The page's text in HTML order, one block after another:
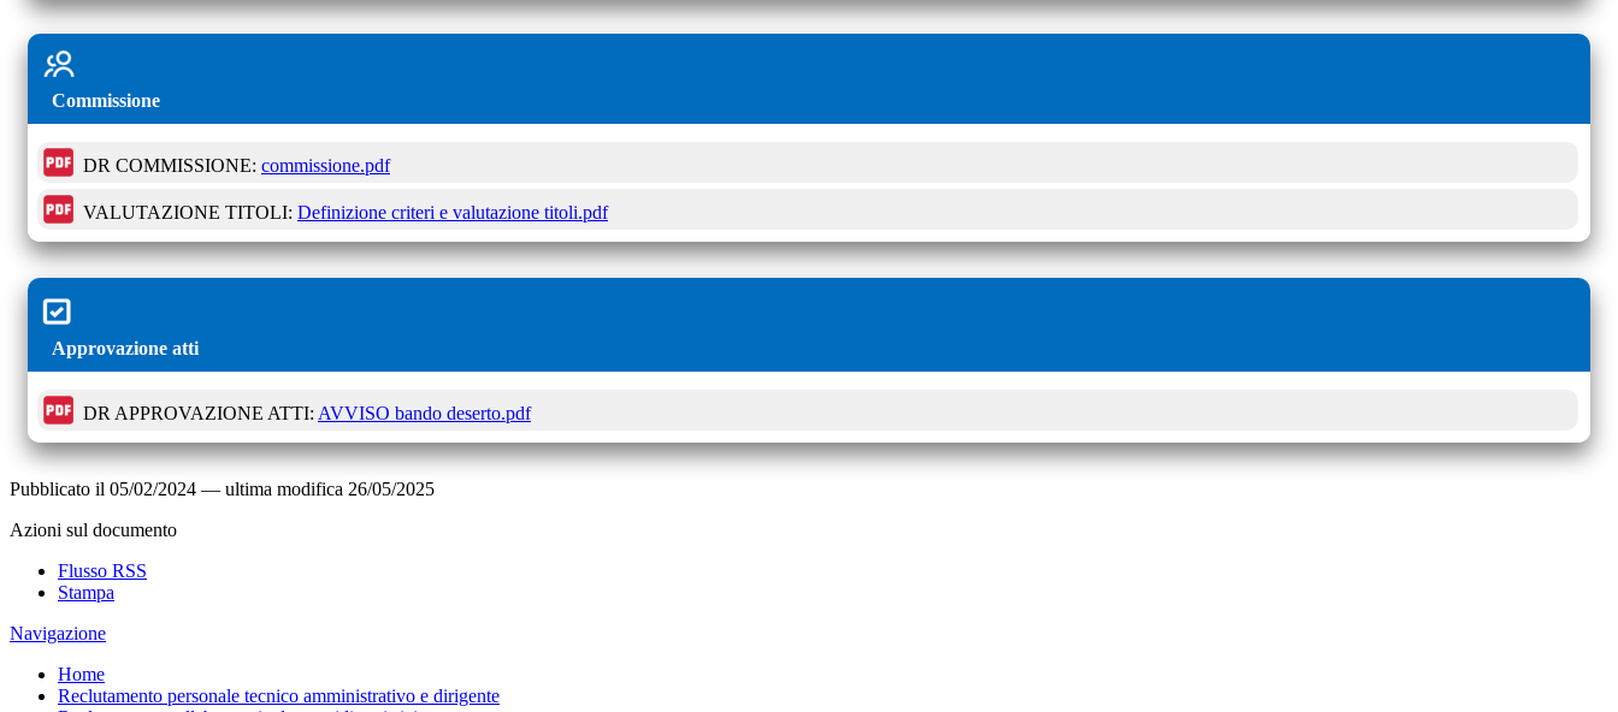
Commissione
DR COMMISSIONE: commissione.pdf
VALUTAZIONE TITOLI: Definizione criteri e valutazione titoli.pdf
Approvazione atti
DR APPROVAZIONE ATTI: AVVISO bando deserto.pdf
Pubblicato il 05/02/2024 — ultima modifica 26/05/2025
Azioni sul documento
Flusso RSS
Stampa
Navigazione
Home
Reclutamento personale tecnico amministrativo e dirigente